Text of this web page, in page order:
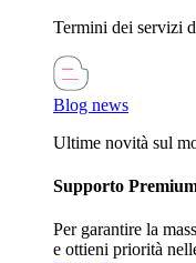
Termini dei servizi
Blog news
Ultime novità sul
Supporto
Per garantire la
e ottieni priorità